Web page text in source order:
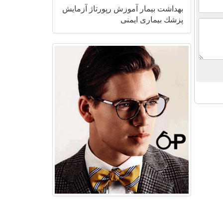
بهداشت بیمار آموزش رپورتاژ
آزمایش
پزشك بیماری ایمنی